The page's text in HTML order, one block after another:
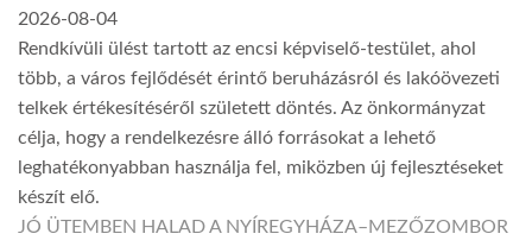
2026-08-04
Rendkívüli ülést tartott az encsi képviselő-testület, ahol
több, a város fejlődését érintő beruházásról és lakóövezeti
telkek értékesítéséről született döntés. Az önkormányzat
célja, hogy a rendelkezésre álló forrásokat a lehető
leghatékonyabban használja fel, miközben új fejlesztéseket
készít elő.
JÓ ÜTEMBEN HALAD A NYÍREGYHÁZA–MEZŐZOMBOR